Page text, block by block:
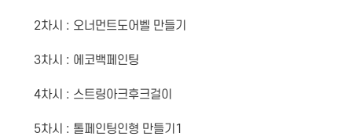
2차시 : 오너먼트도어벨 만들기
3차시 : 에코백페인팅
4차시 : 스트링아크후크걸이
5차시 : 톨페인팅인형 만들기1